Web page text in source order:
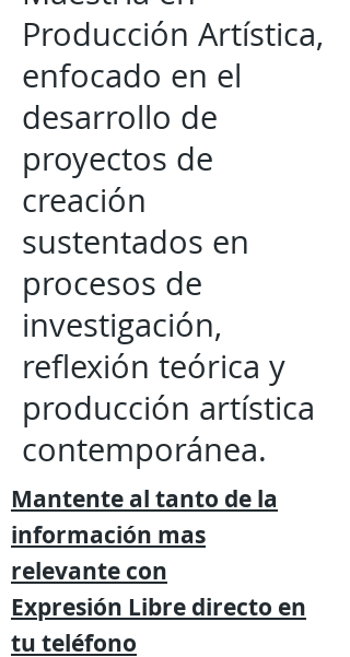
Producción Artística,
enfocado en el
desarrollo de
proyectos de
creación
sustentados en
procesos de
investigación,
reflexión teórica y
producción artística
contemporánea.
Mantente al tanto de la
información mas
relevante con
Expresión Libre directo en
tu teléfono